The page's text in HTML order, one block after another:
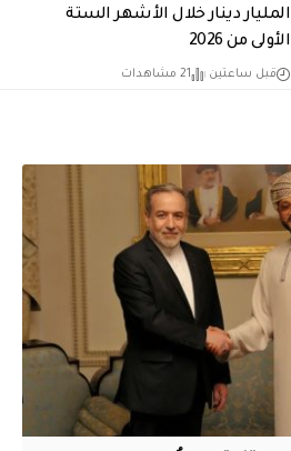
المليار دينار خلال الأشهر الستة
الأولى من 2026
قبل ساعتين 21 مشاهدات